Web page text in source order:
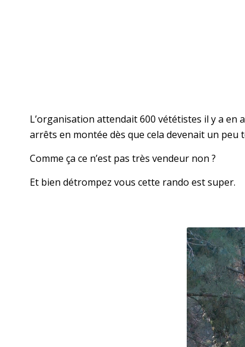
L’organisation attendait 600 vététistes il y a en
arrêts en montée dès que cela devenait un peu
Comme ça ce n’est pas très vendeur non ?
Et bien détrompez vous cette rando est super.